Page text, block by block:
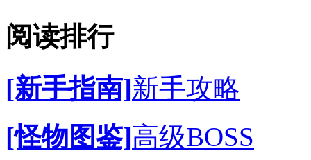
阅读排行
[新手指南]新手攻略
[怪物图鉴]高级BOSS